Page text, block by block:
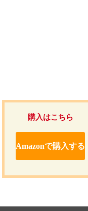
購入はこちら
Amazonで購入する